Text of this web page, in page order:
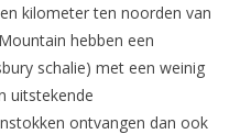
kilometer ten noorden van
hebben een
schalie) met een weinig
uitstekende
ontvangen dan ook